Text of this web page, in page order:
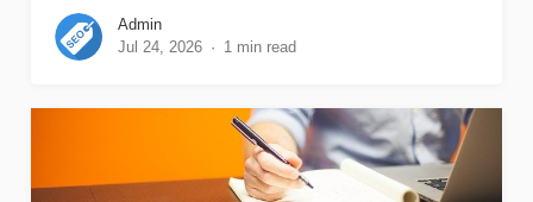
Admin
Jul 24, 2026
1 min read